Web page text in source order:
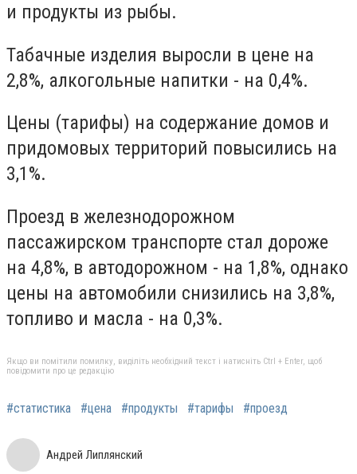
и продукты из рыбы.
Табачные изделия выросли в цене на
2,8%, алкогольные напитки - на 0,4%.
Цены (тарифы) на содержание домов и
придомовых территорий повысились на
3,1%.
Проезд в железнодорожном
пассажирском транспорте стал дороже
на 4,8%, в автодорожном - на 1,8%, однако
цены на автомобили снизились на 3,8%,
топливо и масла - на 0,3%.
Якщо ви помітили помилку, виділіть необхідний текст і натисніть Ctrl + Enter, щоб
повідомити про це редакцію
#статистика #цена #продукты #тарифы #проезд
Андрей Липлянский